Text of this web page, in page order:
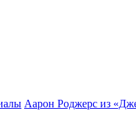
Аарон Роджерс из